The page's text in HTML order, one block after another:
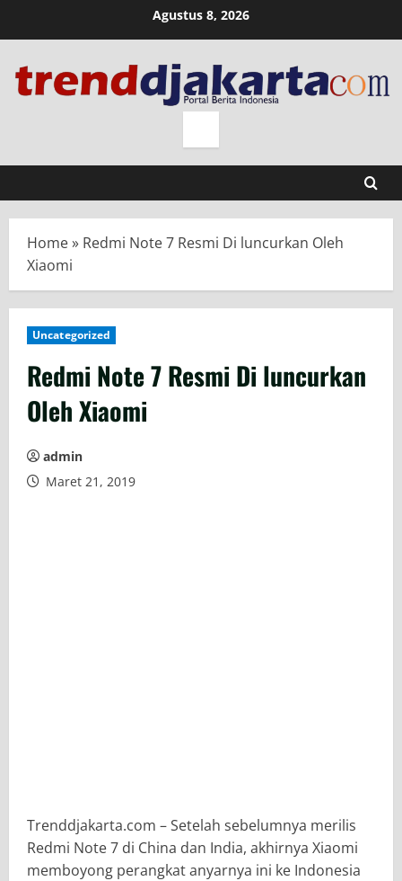
Agustus 8, 2026
Home» Redmi Note 7 Resmi Di luncurkan Oleh
Xiaomi
Uncategorized
Redmi Note 7 Resmi Di luncurkan
Oleh Xiaomi
admin
Maret 21, 2019
Trenddjakarta.com – Setelah sebelumnya merilis
Redmi Note 7 di China dan India, akhirnya Xiaomi
memboyong perangkat anyarnya ini ke Indonesia